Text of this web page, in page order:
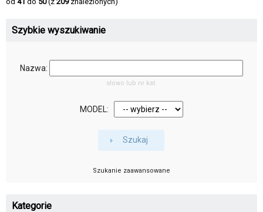
Szybkie wyszukiwanie
Nazwa:
słowo lub nr kat.
MODEL:
Szukaj
Szukanie zaawansowane
Kategorie